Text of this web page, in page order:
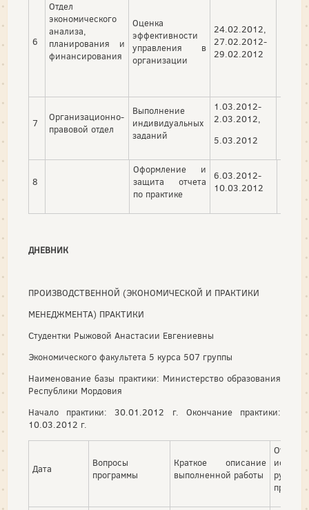
6
Отдел
экономического
анализа,
планирования и
финансирования
Оценка
эффективности
управления в
организации
24.02.2012,
27.02.2012-
29.02.2012
7
Организационно-
правовой отдел
Выполнение
индивидуальных
заданий
1.03.2012-
2.03.2012,
5.03.2012
8
Оформление и
защита отчета
по практике
6.03.2012-
10.03.2012
ДНЕВНИК
ПРОИЗВОДСТВЕННОЙ (ЭКОНОМИЧЕСКОЙ И ПРАКТИКИ
МЕНЕДЖМЕНТА) ПРАКТИКИ
Студентки Рыжовой Анастасии Евгениевны
Экономического факультета 5 курса 507 группы
Наименование базы практики: Министерство образования
Республики Мордовия
Начало практики: 30.01.2012 г. Окончание практики:
10.03.2012 г.
Дата
Вопросы
программы
Краткое описание
выполненной работы